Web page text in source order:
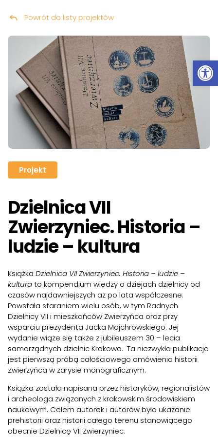
Przeskocz do treści
Projekt
Dzielnica VII
Zwierzyniec. Historia –
ludzie – kultura
Powrót do listy projektów
Książka Dzielnica VII Zwierzyniec. Historia – ludzie –
kulturato kompendium wiedzy o dziejach dzielnicy od
czasów najdawniejszych aż po lata współczesne.
Powstała staraniem wielu osób, w tym Radnych
Dzielnicy VII i mieszkańców Zwierzyńca oraz przy
wsparciu prezydenta Jacka Majchrowskiego. Jej
wydanie wiąże się także z jubileuszem 30 – lecia
samorządnych dzielnic Krakowa. Ta niezwykła publikacja
jest pierwszą próbą całościowego omówienia historii
Zwierzyńca w zarysie monograficznym.
Książka została napisana przez historyków, regionalistów
i archeologa związanych z krakowskim środowiskiem
naukowym. Celem autorek i autorów było ukazanie
prehistorii oraz historii całego terenu stanowiącego
obecnie Dzielnicę VII Zwierzyniec.